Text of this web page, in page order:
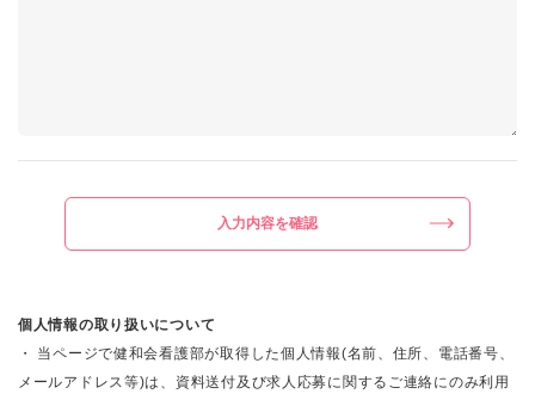
入力内容を確認
個人情報の取り扱いについて
・ 当ページで健和会看護部が取得した個人情報(名前、住所、電話番号、
メールアドレス等)は、資料送付及び求人応募に関するご連絡にのみ利用